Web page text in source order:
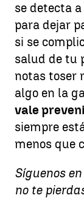
se detecta
para dejar
si se
salud de tu
notas toser
algo en la
vale
siempre
menos que
Síguenos
no te